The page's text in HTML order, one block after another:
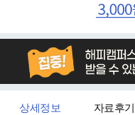
상세정보 자료후기